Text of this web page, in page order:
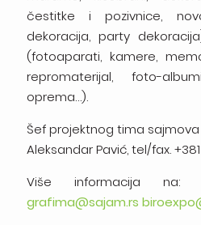
čestitke i pozivnice,
dekoracija, party
(fotoaparati, kamere,
repromaterijal,
foto-
oprema…).
Šef projektnog tima sajmova
Aleksandar Pavić, tel/fax. +381
Više informacija
grafima@sajam.rs